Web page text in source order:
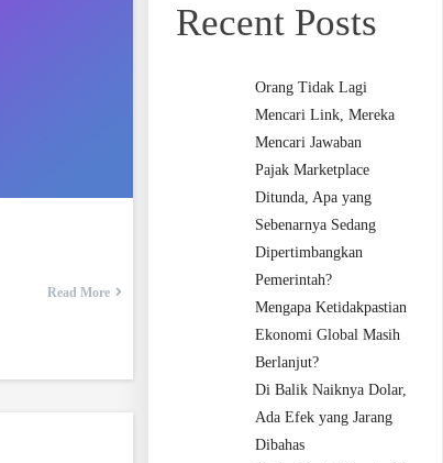
Read More
Recent Posts
Orang Tidak Lagi
Mencari Link, Mereka
Mencari Jawaban
Pajak Marketplace
Ditunda, Apa yang
Sebenarnya Sedang
Dipertimbangkan
Pemerintah?
Mengapa Ketidakpastian
Ekonomi Global Masih
Berlanjut?
Di Balik Naiknya Dolar,
Ada Efek yang Jarang
Dibahas